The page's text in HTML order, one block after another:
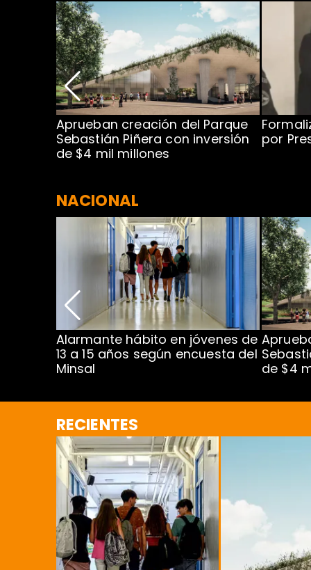
Aprueban creación del Parque
Sebastián Piñera con inversión
de $4 mil millones
por
NACIONAL
Alarmante hábito en jóvenes de
13 a 15 años según encuesta del
Minsal
de $4
RECIENTES